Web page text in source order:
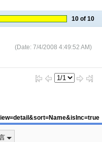
10 of 10
(Date: 7/4/2008 4:49:52 AM)